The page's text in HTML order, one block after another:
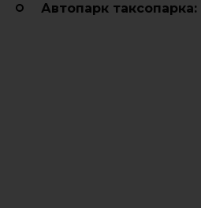
Автопарк таксопарка: